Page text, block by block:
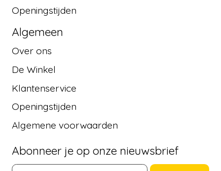
Openingstijden
Algemeen
Over ons
De Winkel
Klantenservice
Openingstijden
Algemene voorwaarden
Abonneer je op onze nieuwsbrief